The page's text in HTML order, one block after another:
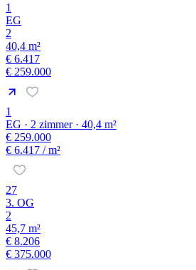
1
EG
2
40,4 m²
€ 6.417
€ 259.000
1
EG · 2 zimmer · 40,4 m²
€ 259.000
€ 6.417 / m²
27
3. OG
2
45,7 m²
€ 8.206
€ 375.000